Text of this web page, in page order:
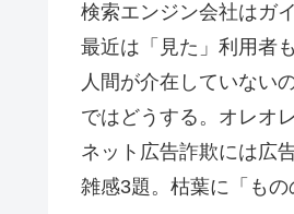
検索エンジン会社はガ
最近は「見た」利用者
人間が介在していない
ではどうする。オレオ
ネット広告詐欺には広
雑感3題。枯葉に「も